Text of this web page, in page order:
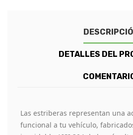
DETALLES DEL
Las estriberas representan una
funcional a tu vehículo,